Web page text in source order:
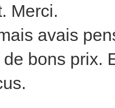
Merci.
avais
bons prix.